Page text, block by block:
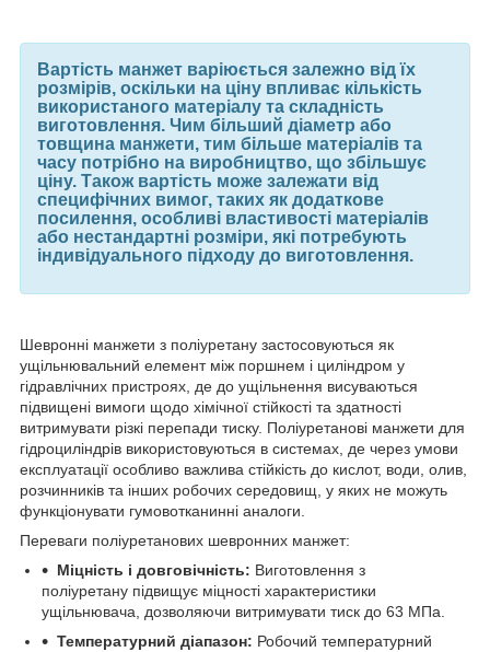
Вартість манжет варіюється залежно від їх
розмірів, оскільки на ціну впливає кількість
використаного матеріалу та складність
виготовлення. Чим більший діаметр або
товщина манжети, тим більше матеріалів та
часу потрібно на виробництво, що збільшує
ціну. Також вартість може залежати від
специфічних вимог, таких як додаткове
посилення, особливі властивості матеріалів
або нестандартні розміри, які потребують
індивідуального підходу до виготовлення.
Шевронні манжети з поліуретану застосовуються як
ущільнювальний елемент між поршнем і циліндром у
гідравлічних пристроях, де до ущільнення висуваються
підвищені вимоги щодо хімічної стійкості та здатності
витримувати різкі перепади тиску. Поліуретанові манжети для
гідроциліндрів використовуються в системах, де через умови
експлуатації особливо важлива стійкість до кислот, води, олив,
розчинників та інших робочих середовищ, у яких не можуть
функціонувати гумовотканинні аналоги.
Переваги поліуретанових шевронних манжет:
Міцність і довговічність: Виготовлення з
поліуретану підвищує міцності характеристики
ущільнювача, дозволяючи витримувати тиск до 63 МПа.
Температурний діапазон: Робочий температурний